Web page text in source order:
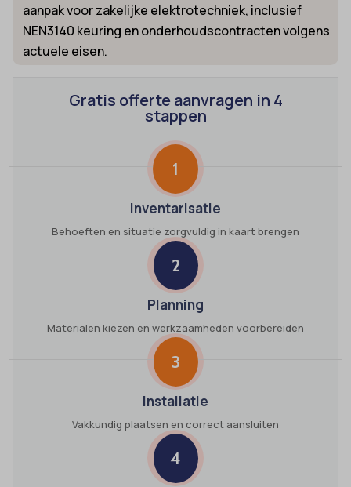
aanpak voor zakelijke elektrotechniek, inclusief
NEN3140 keuring en onderhoudscontracten volgens
actuele eisen.
Gratis offerte aanvragen in 4
stappen
1
Inventarisatie
Behoeften en situatie zorgvuldig in kaart brengen
2
Planning
Materialen kiezen en werkzaamheden voorbereiden
3
Installatie
Vakkundig plaatsen en correct aansluiten
4